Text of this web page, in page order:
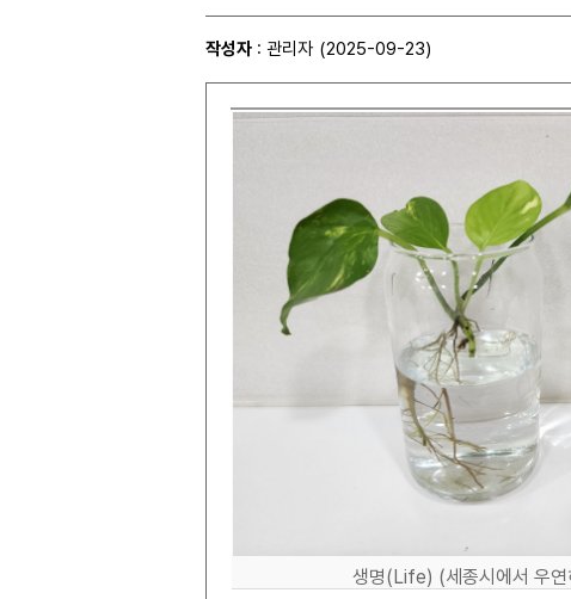
작성자 : 관리자 (2025-09-23)
생명(Life) (세종시에서 우연